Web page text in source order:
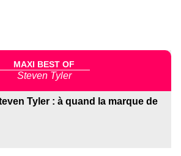
MAXI BEST OF
Steven Tyler
Tyler : à quand la marque de